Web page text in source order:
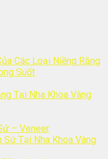
Các Loại Niềng Răng
Suốt
Tại Nha Khoa Vàng
– Veneer
Sứ Tại Nha Khoa Vàng